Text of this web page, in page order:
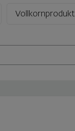
Vollkornprodukt